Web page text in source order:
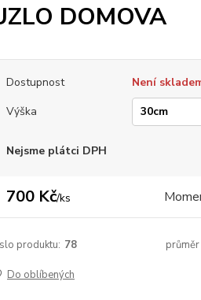
DOMOVA
Dostupnost
Není
Výška
Nejsme plátci DPH
700 Kč/ks
produktu: 78
Do oblíbených